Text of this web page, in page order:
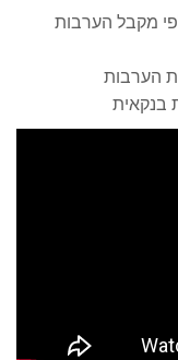
מקבל הערבות
הערבות
בנקאית